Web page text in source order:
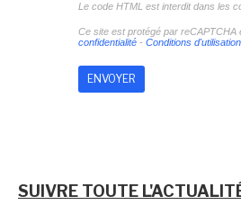
Le code HTML est interdit dans les
Ce site est protégé par reCAPTCHA
confidentialité- Conditions d'utilisation
SUIVRE TOUTE